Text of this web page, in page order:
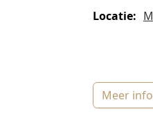
locatie:
meer info